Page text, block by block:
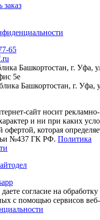
65
Башкортостан, г. Уфа,
5е
Башкортостан, г. Уфа,
сайт носит рекламно-
и ни при каких
офертой, которая
№437 ГК РФ. Политика
согласие на
с помощью сервисов